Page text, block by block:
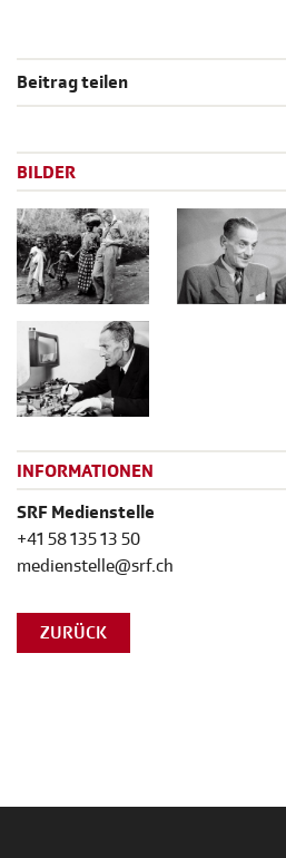
Beitrag teilen
BILDER
INFORMATIONEN
SRF Medienstelle
+41 58 135 13 50
medienstelle@srf.ch
ZURÜCK